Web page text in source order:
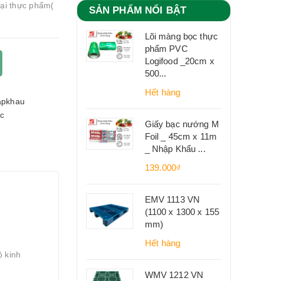
thực phẩm(
kinh
SẢN PHẨM NỔI BẬT
Lõi màng bọc thực
phẩm PVC
Logifood _20cm x
500...
Hết hàng
Giấy bạc nướng M
Foil _ 45cm x 11m
_ Nhập Khẩu ...
139.000₫
EMV 1113 VN
(1100 x 1300 x 155
mm)
Hết hàng
WMV 1212 VN